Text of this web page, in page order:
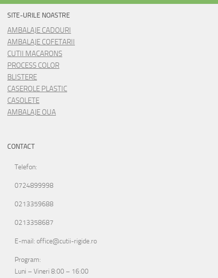
SITE-URILE NOASTRE
AMBALAJE CADOURI
AMBALAJE COFETARII
CUTII MACARONS
PROCESS COLOR
BLISTERE
CASEROLE PLASTIC
CASOLETE
AMBALAJE OUA
CONTACT
Telefon:
0724899998
0213359688
0213358687
E-mail: office@cutii-rigide.ro
Program:
Luni – Vineri 8:00 – 16:00